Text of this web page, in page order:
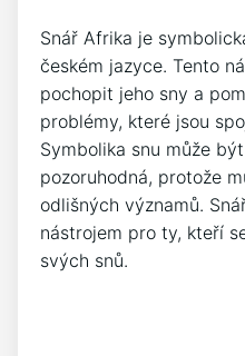
Snář Afrika je
českém jazyce. Tento
pochopit jeho sny a
problémy, které jsou
Symbolika snu může
pozoruhodná, protože
odlišných významů.
nástrojem pro ty, kteří
svých snů.